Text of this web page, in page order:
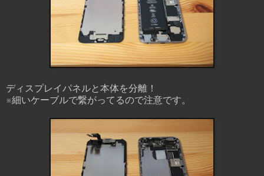
ディスプレイパネルと本体を分離！
※細いケーブルで繋がってるので注意です。